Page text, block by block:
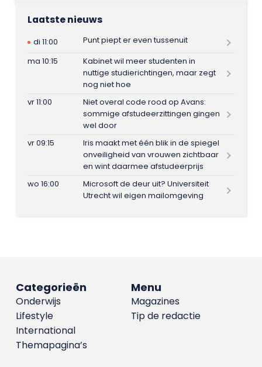
Laatste nieuws
di 11:00
Punt piept er even tussenuit
ma 10:15
Kabinet wil meer studenten in
nuttige studierichtingen, maar zegt
nog niet hoe
vr 11:00
Niet overal code rood op Avans:
sommige afstudeerzittingen gingen
wel door
vr 09:15
Iris maakt met één blik in de spiegel
onveiligheid van vrouwen zichtbaar
en wint daarmee afstudeerprijs
wo 16:00
Microsoft de deur uit? Universiteit
Utrecht wil eigen mailomgeving
Menu
Magazines
Tip de redactie
Categorieën
Onderwijs
Lifestyle
International
Themapagina’s